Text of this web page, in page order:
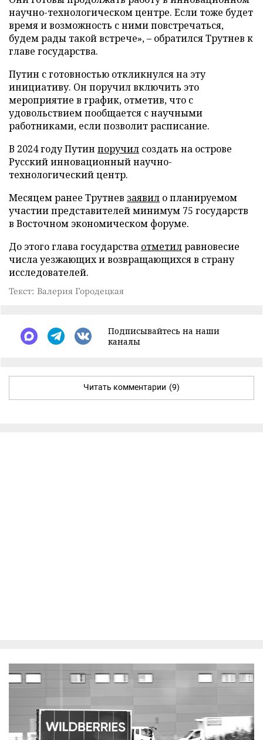
научно-технологическом центре. Если тоже будет
время и возможность с ними повстречаться,
будем рады такой встрече», – обратился Трутнев к
главе государства.
Путин с готовностью откликнулся на эту
инициативу. Он поручил включить это
мероприятие в график, отметив, что с
удовольствием пообщается с научными
работниками, если позволит расписание.
В 2024 году Путин поручил создать на острове
Русский инновационный научно-
технологический центр.
Месяцем ранее Трутнев заявил о планируемом
участии представителей минимум 75 государств
в Восточном экономическом форуме.
До этого глава государства отметилравновесие
числа уезжающих и возвращающихся в страну
исследователей.
Текст: Валерия Городецкая
Подписывайтесь на наши
каналы
Читать комментарии (9)